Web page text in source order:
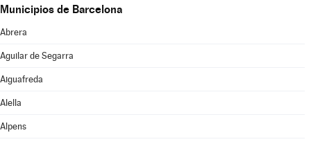
Municipios de Barcelona
Abrera
Aguilar de Segarra
Aiguafreda
Alella
Alpens